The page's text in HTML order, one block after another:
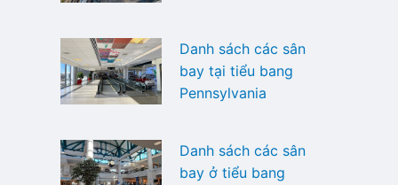
Danh sách các sân
bay tại tiểu bang
Pennsylvania
Danh sách các sân
bay ở tiểu bang